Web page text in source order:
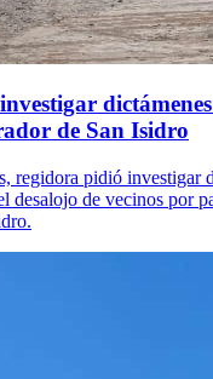
de San Isidro
regidora pidió investigar
desalojo de vecinos por